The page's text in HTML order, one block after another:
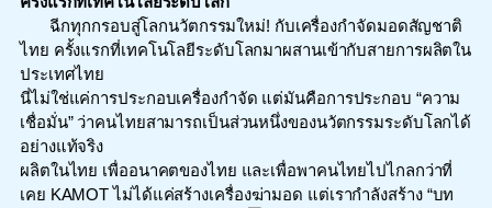
ฉีกทุกกรอบสู่โลกนวัตกรรมใหม่! กับเครื่องกำจัดมอดสัญชาติ
ไทย ครั้งแรกที่เทคโนโลยีระดับโลกมาผสานเข้ากับสายการผลิตใน
ประเทศไทย
นี่ไม่ใช่แค่การประกอบเครื่องกำจัด แต่มันคือการประกอบ “ความ
เชื่อมั่น” ว่าคนไทยสามารถเป็นส่วนหนึ่งของนวัตกรรมระดับโลกได้
อย่างแท้จริง
ผลิตในไทย เพื่ออนาคตของไทย และเพื่อพาคนไทยไปไกลกว่าที่
เคย KAMOT ไม่ได้แค่สร้างเครื่องฆ่ามอด แต่เรากำลังสร้าง “บท